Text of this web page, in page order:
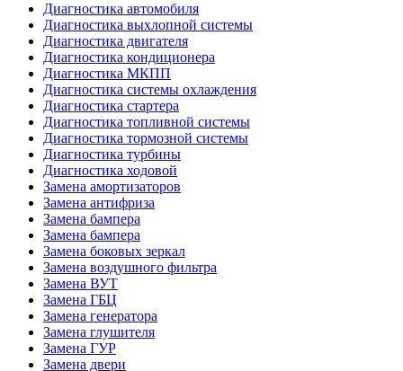
Диагностика автомобиля
Диагностика выхлопной системы
Диагностика двигателя
Диагностика кондиционера
Диагностика МКПП
Диагностика системы охлаждения
Диагностика стартера
Диагностика топливной системы
Диагностика тормозной системы
Диагностика турбины
Диагностика ходовой
Замена амортизаторов
Замена антифриза
Замена бампера
Замена бампера
Замена боковых зеркал
Замена воздушного фильтра
Замена ВУТ
Замена ГБЦ
Замена генератора
Замена глушителя
Замена ГУР
Замена двери